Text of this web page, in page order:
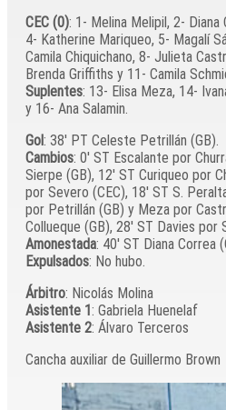
CEC (0): 1- Melina Melipil, 2- Diana
4- Katherine Mariqueo, 5- Magalí
Camila Chiquichano, 8- Julieta
Brenda Griffiths y 11- Camila
Suplentes: 13- Elisa Meza, 14-
y 16- Ana Salamin.
Gol: 38′ PT Celeste Petrillán (GB).
Cambios: 0′ ST Escalante por
Sierpe (GB), 12′ ST Curiqueo por
por Severo (CEC), 18′ ST S.
por Petrillán (GB) y Meza por
Collueque (GB), 28′ ST Davies por
Amonestada: 40′ ST Diana Correa
Expulsados: No hubo.
Árbitro: Nicolás Molina
Asistente 1: Gabriela Huenelaf
Asistente 2: Álvaro Terceros
Cancha auxiliar de Guillermo Brown